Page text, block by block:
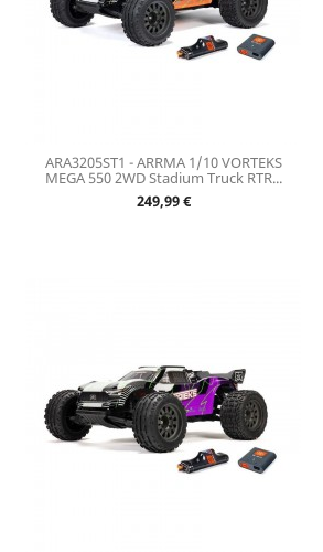
ARA3205ST1 - ARRMA 1/10 VORTEKS
MEGA 550 2WD Stadium Truck RTR...
Prix
249,99 €